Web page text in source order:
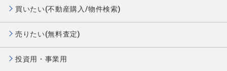
買いたい(不動産購入/物件検索)
売りたい(無料査定)
投資用・事業用